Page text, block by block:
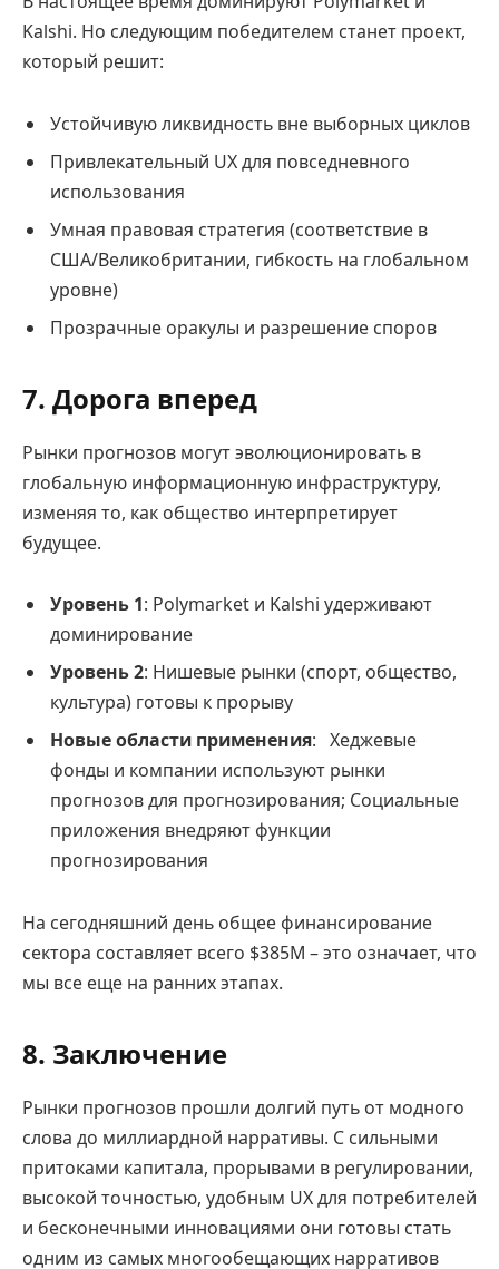
Kalshi. Но следующим победителем станет проект,
который решит:
Устойчивую ликвидность вне выборных циклов
Привлекательный UX для повседневного
использования
Умная правовая стратегия (соответствие в
США/Великобритании, гибкость на глобальном
уровне)
Прозрачные оракулы и разрешение споров
7. Дорога вперед
Рынки прогнозов могут эволюционировать в
глобальную информационную инфраструктуру,
изменяя то, как общество интерпретирует
будущее.
Уровень 1: Polymarket и Kalshi удерживают
доминирование
Уровень 2: Нишевые рынки (спорт, общество,
культура) готовы к прорыву
Новые области применения: Хеджевые
фонды и компании используют рынки
прогнозов для прогнозирования; Социальные
приложения внедряют функции
прогнозирования
На сегодняшний день общее финансирование
сектора составляет всего $385M – это означает, что
мы все еще на ранних этапах.
8. Заключение
Рынки прогнозов прошли долгий путь от модного
слова до миллиардной нарративы. С сильными
притоками капитала, прорывами в регулировании,
высокой точностью, удобным UX для потребителей
и бесконечными инновациями они готовы стать
одним из самых многообещающих нарративов